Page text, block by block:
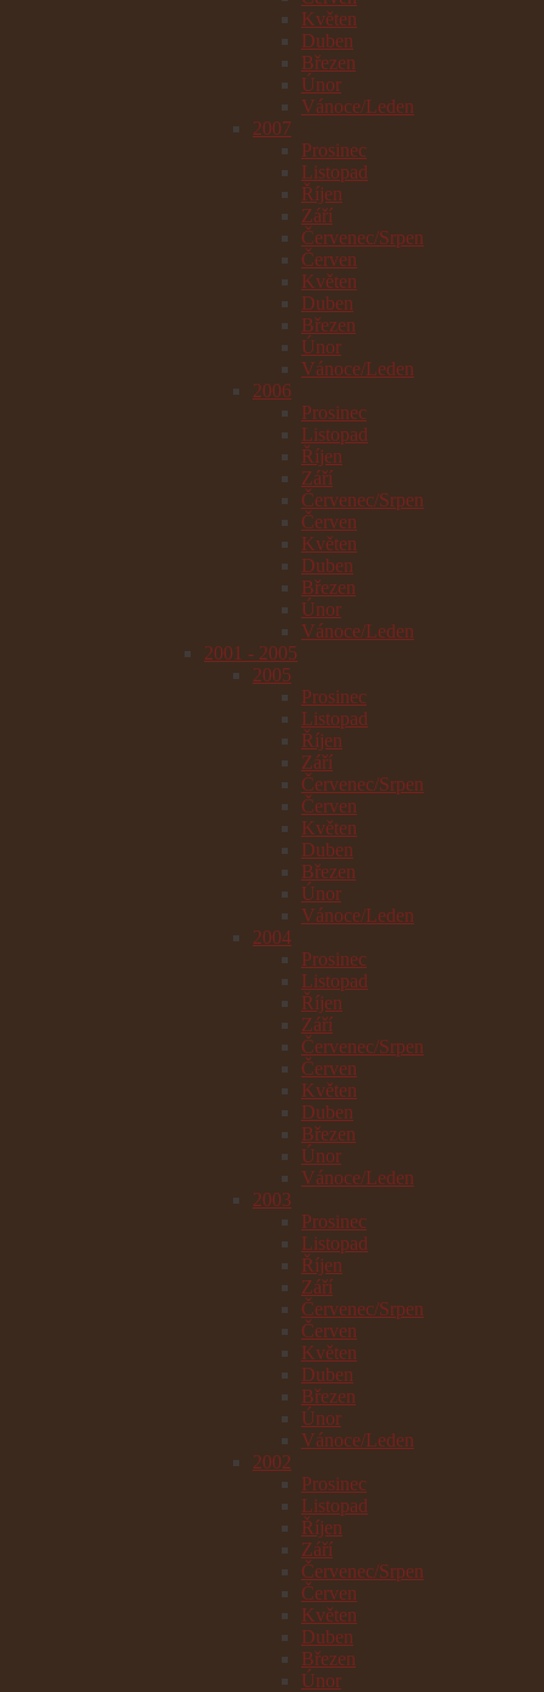
Květen
Duben
Březen
Únor
Vánoce/Leden
2007
Prosinec
Listopad
Říjen
Září
Červenec/Srpen
Červen
Květen
Duben
Březen
Únor
Vánoce/Leden
2006
Prosinec
Listopad
Říjen
Září
Červenec/Srpen
Červen
Květen
Duben
Březen
Únor
Vánoce/Leden
2001 - 2005
2005
Prosinec
Listopad
Říjen
Září
Červenec/Srpen
Červen
Květen
Duben
Březen
Únor
Vánoce/Leden
2004
Prosinec
Listopad
Říjen
Září
Červenec/Srpen
Červen
Květen
Duben
Březen
Únor
Vánoce/Leden
2003
Prosinec
Listopad
Říjen
Září
Červenec/Srpen
Červen
Květen
Duben
Březen
Únor
Vánoce/Leden
2002
Prosinec
Listopad
Říjen
Září
Červenec/Srpen
Červen
Květen
Duben
Březen
Únor